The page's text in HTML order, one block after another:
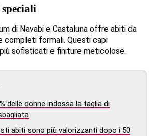
di Navabi e Castaluna offre abiti da
completi formali. Questi capi
sofisticati e finiture meticolose.
delle donne indossa la taglia di
abiti sono più valorizzanti dopo i 50